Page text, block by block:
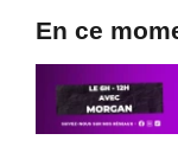
En ce